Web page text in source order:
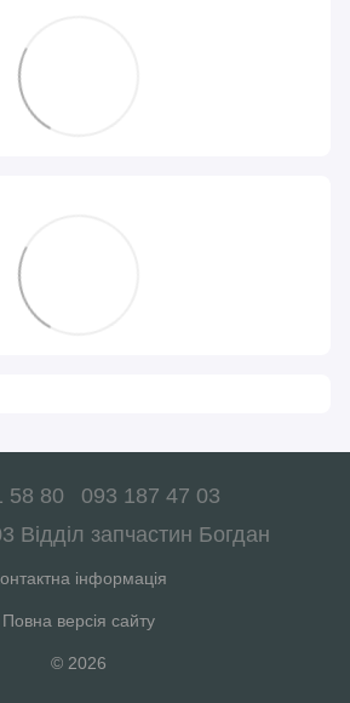
58 80
093 187 47 03
Відділ запчастин Богдан
інформація
Повна версія сайту
© 2026